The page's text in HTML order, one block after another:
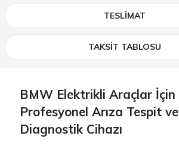
TESLIMAT
TAKSİT TABLOSU
BMW Elektrikli Araçlar İçin
Profesyonel Arıza Tespit ve
Diagnostik Cihazı